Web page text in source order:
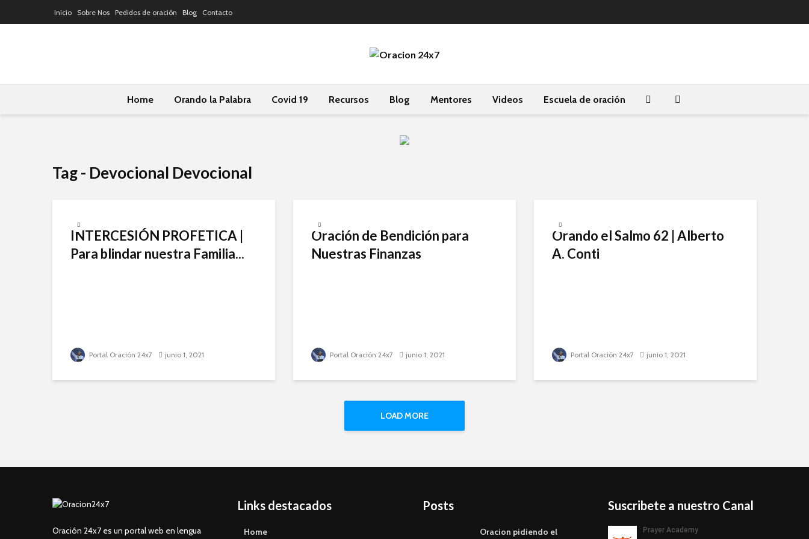
Inicio Sobre Nos Pedidos de oración Blog Contacto
Home Orando la Palabra Covid 19 Recursos Blog Mentores Videos Escuela de oración
Tag - Devocional Devocional
INTERCESIÓN PROFETICA |
Para blindar nuestra Familia...
Portal Oración 24x7 junio 1, 2021
Oración de Bendición para
Nuestras Finanzas
Portal Oración 24x7 junio 1, 2021
Orando el Salmo 62 | Alberto
A. Conti
Portal Oración 24x7 junio 1, 2021
LOAD MORE
Oración 24x7 es un portal web en lengua
Links destacados
Home
Posts
Oracion pidiendo el
Suscribete a nuestro Canal